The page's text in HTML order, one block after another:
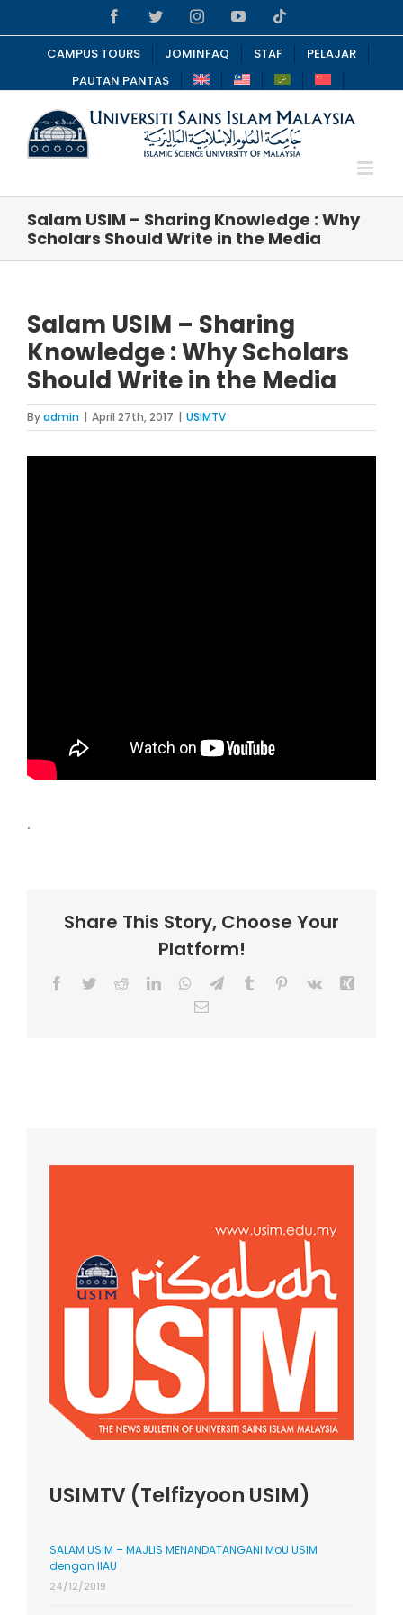
to
content
FacebookTwitterInstagramYouTube
CAMPUS TOURS JOMINFAQ STAF
PELAJAR
PAUTAN PANTAS
Salam USIM – Sharing Knowledge : Why
Scholars Should Write in the Media
Salam USIM – Sharing
Knowledge : Why Scholars
Should Write in the Media
Byadmin | April 27th, 2017 | USIMTV
.
Share This Story, Choose Your
Platform!
Facebook
TwitterRedditLinkedInWhatsApp
TelegramTumblr Pinterest
Vk
Email
USIMTV (Telfizyoon USIM)
SALAM USIM – MAJLIS MENANDATANGANI MoU USIM
dengan IIAU
24/12/2019